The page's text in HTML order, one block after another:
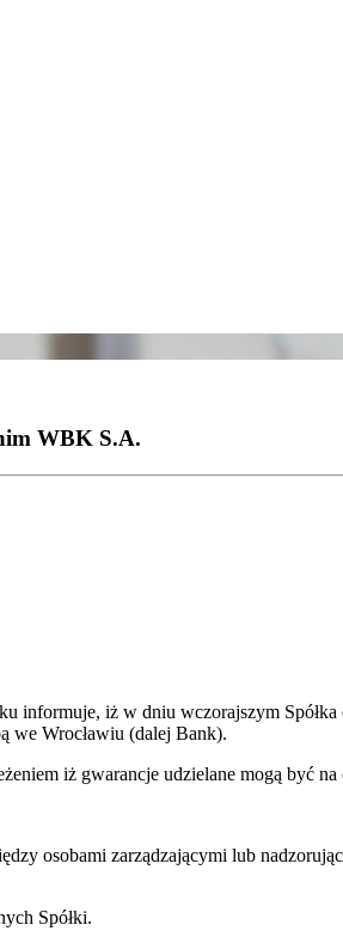
WBK S.A.
informuje, iż w dniu wczorajszym
Wrocławiu (dalej Bank).
iż gwarancje udzielane mogą być
osobami zarządzającymi lub
Spółki.